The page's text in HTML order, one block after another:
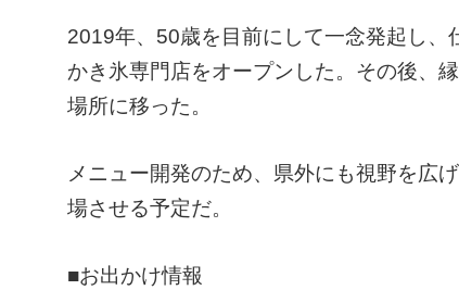
2019年、50歳を目前にして一念発起し
かき氷専門店をオープンした。その後、
場所に移った。
メニュー開発のため、県外にも視野を広
場させる予定だ。
■お出かけ情報